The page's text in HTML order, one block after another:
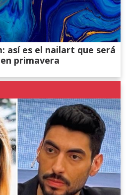
así es el nailart que será
primavera